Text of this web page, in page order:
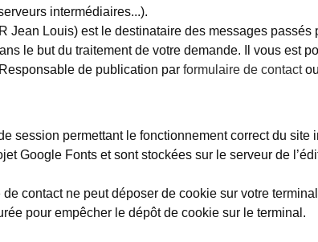
intermédiaires...).
Jean Louis) est le destinataire des messages
le but du traitement de votre demande. Il vous est
de publication par formulaire de contact
session permettant le fonctionnement correct du
Google Fonts et sont stockées sur le serveur de
contact ne peut déposer de cookie sur votre
pour empêcher le dépôt de cookie sur le terminal.